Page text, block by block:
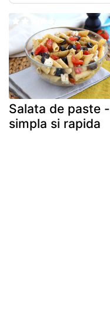
Salata de paste -
simpla si rapida